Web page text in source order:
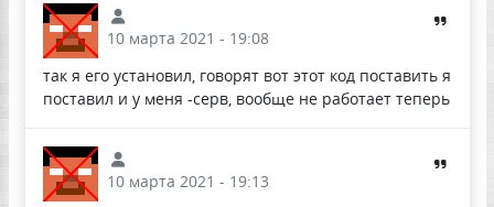
10 марта 2021 - 19:08
так я его установил, говорят вот этот код поставить я
поставил и у меня -серв, вообще не работает теперь
10 марта 2021 - 19:13